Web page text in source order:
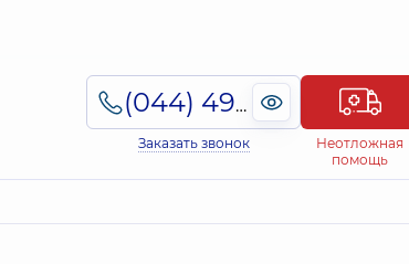
(044) 495-2-888
Заказать звонок
Неотложная
помощь